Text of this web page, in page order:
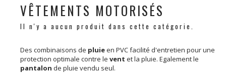
VÊTEMENTS MOTORISÉS
Il n'y a aucun produit dans cette catégorie.
Des combinaisons de pluieen PVC facilité d'entretien pour une
protection optimale contre le vent et la pluie. Egalement le
pantalon de pluie vendu seul.